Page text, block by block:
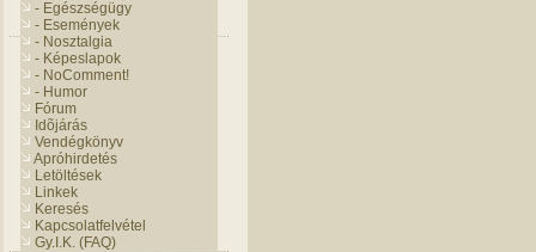
- Egészségügy
- Események
- Nosztalgia
- Képeslapok
- NoComment!
- Humor
Fórum
Idõjárás
Vendégkönyv
Apróhirdetés
Letöltések
Linkek
Keresés
Kapcsolatfelvétel
Gy.I.K. (FAQ)